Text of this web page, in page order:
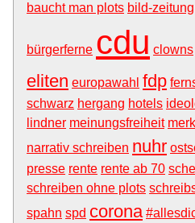
baucht man plots bild-zeitung
bürgerferne cdu clowns
eliten europawahl fdp
schwarz hergang hotels
lindner meinungsfreiheit
narrativ schreiben nuhr
presse rente rente ab 70
schreiben ohne plots
spahn spd corona